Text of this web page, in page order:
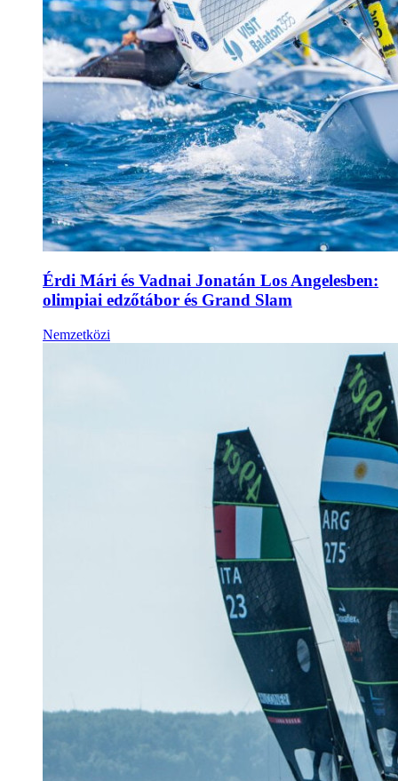
Érdi Mári és Vadnai Jonatán Los Angelesben:
olimpiai edzőtábor és Grand Slam
Nemzetközi